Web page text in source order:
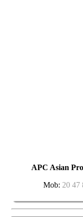
APC Asian
Mob: 20 47